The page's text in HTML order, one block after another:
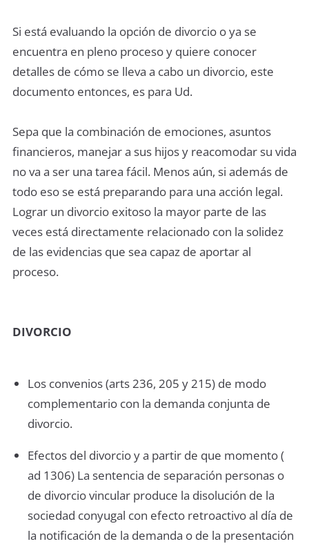
Si está evaluando la opción de divorcio o ya se
encuentra en pleno proceso y quiere conocer
detalles de cómo se lleva a cabo un divorcio, este
documento entonces, es para Ud.
Sepa que la combinación de emociones, asuntos
financieros, manejar a sus hijos y reacomodar su vida
no va a ser una tarea fácil. Menos aún, si además de
todo eso se está preparando para una acción legal.
Lograr un divorcio exitoso la mayor parte de las
veces está directamente relacionado con la solidez
de las evidencias que sea capaz de aportar al
proceso.
DIVORCIO
Los convenios (arts 236, 205 y 215) de modo
complementario con la demanda conjunta de
divorcio.
Efectos del divorcio y a partir de que momento (
ad 1306) La sentencia de separación personas o
de divorcio vincular produce la disolución de la
sociedad conyugal con efecto retroactivo al día de
la notificación de la demanda o de la presentación